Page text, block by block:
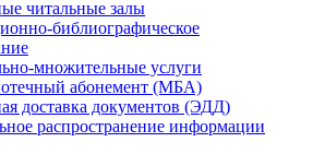
читальные залы
библиографическое
множительные услуги
абонемент (МБА)
доставка документов (ЭДД)
распространение информации